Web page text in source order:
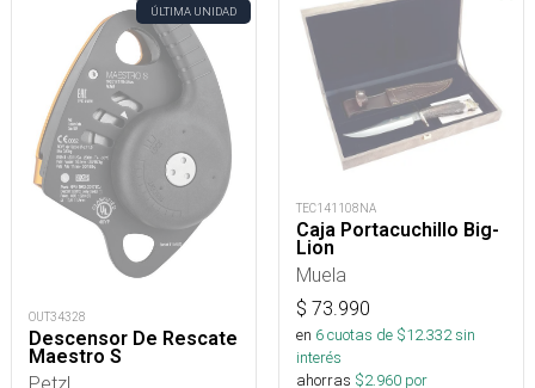
ÚLTIMA UNIDAD
OUT34328
Descensor De Rescate
Maestro S
Petzl
TEC141108NA
Caja Portacuchillo Big-
Lion
Muela
$ 73.990
en 6cuotas de $12.332sin
interés
ahorras $2.960 por